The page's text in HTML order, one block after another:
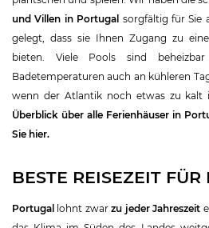
und Villen in Portugal sorgfältig für Sie
gelegt, dass sie Ihnen Zugang zu
bieten. Viele Pools sind
Badetemperaturen auch an kühleren
wenn der Atlantik noch etwas zu kalt
Überblick über alle Ferienhäuser in
Sie hier.
BESTE REISEZEIT FÜR
Portugal lohnt zwarzu jeder Jahreszeit